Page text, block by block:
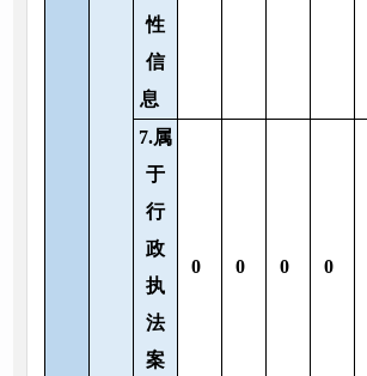
性
信
息
7.属
于
行
政
执
法
案
0 0 0 0